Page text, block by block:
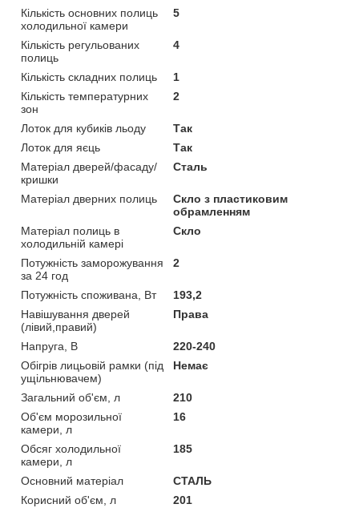
Кількість основних полиць
холодильної камери
5
Кількість регульованих
полиць
4
Кількість складних полиць
1
Кількість температурних
зон
2
Лоток для кубиків льоду
Так
Лоток для яєць
Так
Матеріал дверей/фасаду/
кришки
Сталь
Матеріал дверних полиць
Скло з пластиковим
обрамленням
Матеріал полиць в
холодильній камері
Скло
Потужність заморожування
за 24 год
2
Потужність споживана, Вт
193,2
Навішування дверей
(лівий,правий)
Права
Напруга, В
220-240
Обігрів лицьовій рамки (під
ущільнювачем)
Немає
Загальний об'єм, л
210
Об'єм морозильної
камери, л
16
Обсяг холодильної
камери, л
185
Основний матеріал
СТАЛЬ
Корисний об'єм, л
201